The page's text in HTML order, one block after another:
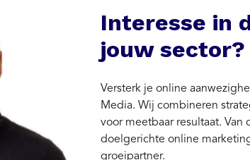
Interesse in
jouw sector?
Versterk je online
Media. Wij combineren
voor meetbaar resultaat.
doelgerichte online
groeipartner.